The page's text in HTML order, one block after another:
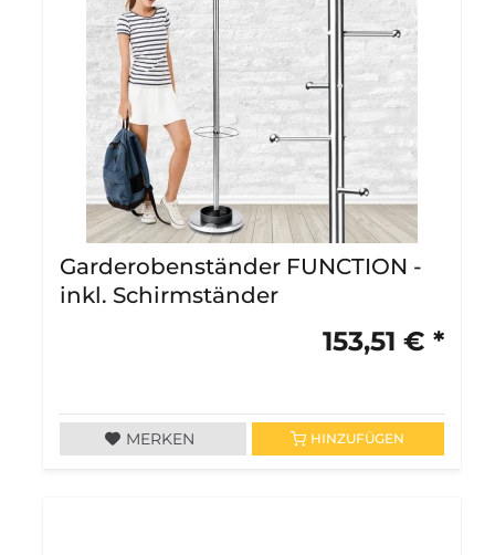
Garderobenständer FUNCTION -
inkl. Schirmständer
153,51 € *
MERKEN HINZUFÜGEN